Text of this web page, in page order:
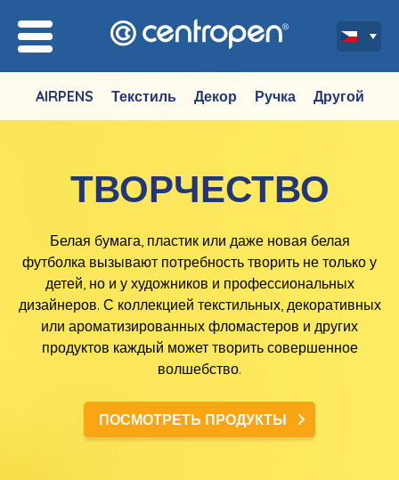
AIRPENS Текстиль Декор Ручка Другой
ТВОРЧЕСТВО
Белая бумага, пластик или даже новая белая
футболка вызывают потребность творить не только у
детей, но и у художников и профессиональных
дизайнеров. С коллекцией текстильных, декоративных
или ароматизированных фломастеров и других
продуктов каждый может творить совершенное
волшебство.
ПОСМОТРЕТЬ ПРОДУКТЫ